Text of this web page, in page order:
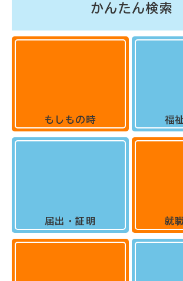
かんたん検索
もしもの時
届出・証明
福
就